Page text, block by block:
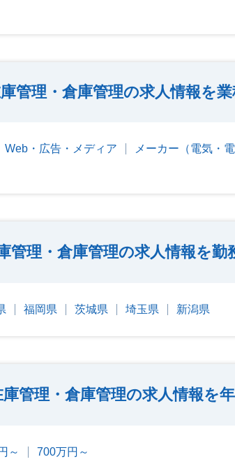
管理・倉庫管理の求人情報を
Web・広告・メディア メーカー（電気・
管理・倉庫管理の求人情報を勤
福岡県 茨城県 埼玉県 新潟県
管理・倉庫管理の求人情報を
～ 700万円～